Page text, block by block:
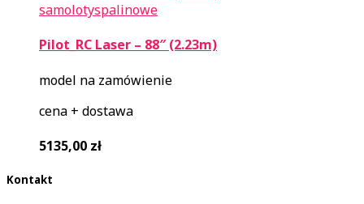
samolotyspalinowe
Pilot_RC Laser – 88″ (2.23m)
model na zamówienie
cena + dostawa
5135,00 zł
Kontakt